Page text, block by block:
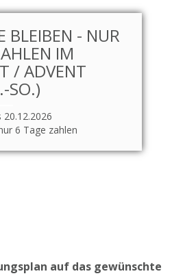
BLEIBEN - NUR
IM
/ ADVENT
SO.)
20.12.2026
6 Tage zahlen
auf das gewünschte